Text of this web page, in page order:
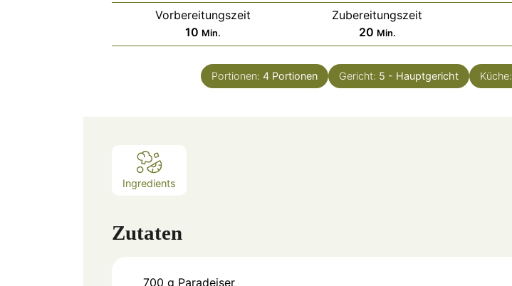
Vorbereitungszeit
10Minuten
Min.
Zubereitungszeit
20Minuten
Min.
Portionen: 4 Portionen Gericht: 5 - Hauptgericht Küche:
Ingredients
Zutaten
700 g Paradeiser